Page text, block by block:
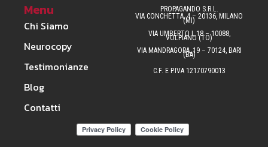
Menu
Chi Siamo
Neurocopy
Testimonianze
Blog
Contatti
PROPAGANDO S.R.L.
VIA CONCHETTA, 4 – 20136, MILANO
(MI)
VIA UMBERTO I, 18 – 10088,
VOLPIANO (TO)
VIA MANDRAGORA, 19 – 70124, BARI
(BA)
C.F. E P.IVA 12170790013